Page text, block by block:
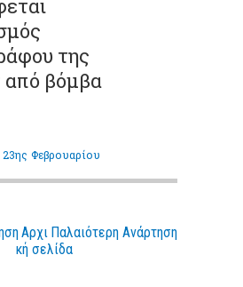
της
βόμβα
23ης Φεβρουαρίου
Παλαιότερη Ανάρτηση
Αρχι
κή σελίδα